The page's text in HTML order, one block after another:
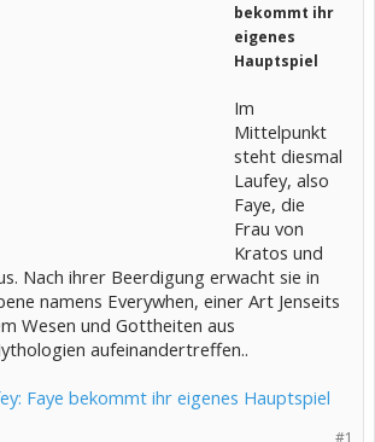
bekommt ihr
eigenes
Hauptspiel
Im
Mittelpunkt
steht diesmal
Laufey, also
Faye, die
Frau von
Kratos und
Nach ihrer Beerdigung erwacht sie in
namens Everywhen, einer Art Jenseits
Wesen und Gottheiten aus
aufeinandertreffen..
Faye bekommt ihr eigenes Hauptspiel
#1